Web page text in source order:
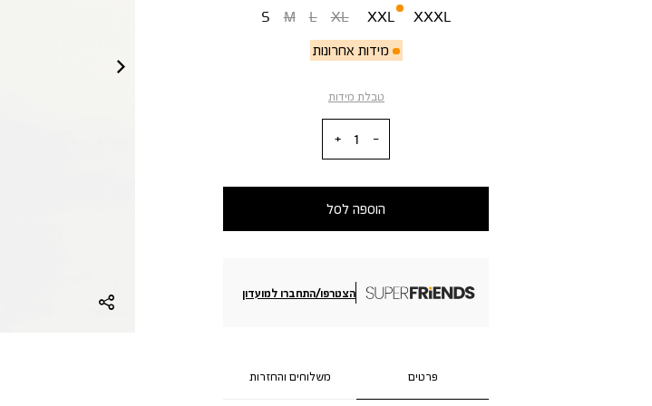
S M L XL
XXL
מידות אחרונות
XXXL
טבלת מידות
הוספה לסל
הצטרפו/התחברו למועדון
פרטים משלוחים והחזרות